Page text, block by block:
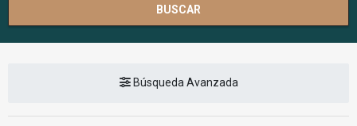
BUSCAR
Búsqueda Avanzada